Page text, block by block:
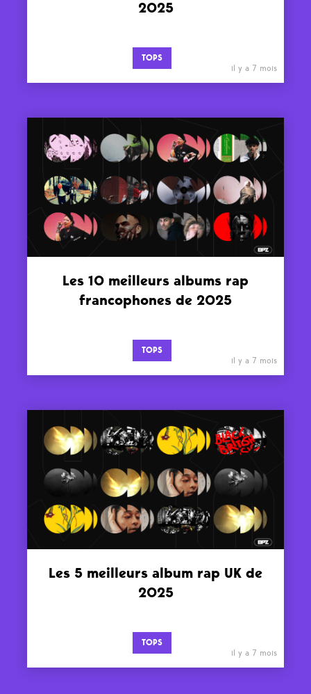
2025
TOPS
il y a 7 mois
Les 10 meilleurs albums rap
francophones de 2025
TOPS
il y a 7 mois
Les 5 meilleurs album rap UK de
2025
TOPS
il y a 7 mois